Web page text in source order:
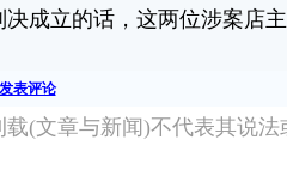
立的话，这两位涉案店主
发表评论
载(文章与新闻)不代表其说